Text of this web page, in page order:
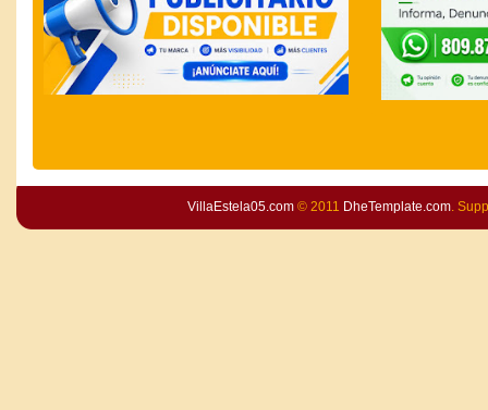
VillaEstela05.com© 2011 DheTemplate.com.